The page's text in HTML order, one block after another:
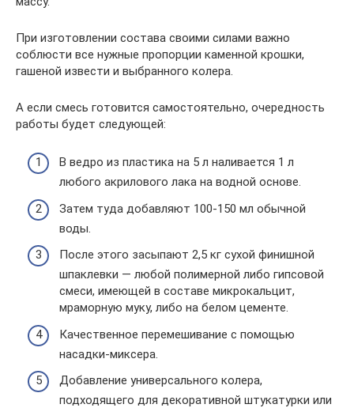
При изготовлении состава своими силами важно
соблюсти все нужные пропорции каменной крошки,
гашеной извести и выбранного колера.
А если смесь готовится самостоятельно, очередность
работы будет следующей:
В ведро из пластика на 5 л наливается 1 л
любого акрилового лака на водной основе.
Затем туда добавляют 100-150 мл обычной
воды.
После этого засыпают 2,5 кг сухой финишной
шпаклевки — любой полимерной либо гипсовой
смеси, имеющей в составе микрокальцит,
мраморную муку, либо на белом цементе.
Качественное перемешивание с помощью
насадки-миксера.
Добавление универсального колера,
подходящего для декоративной штукатурки или